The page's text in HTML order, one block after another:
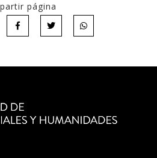
página